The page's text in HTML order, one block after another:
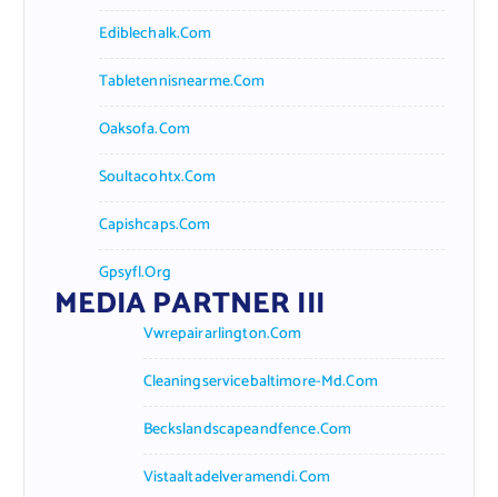
Ediblechalk.com
Tabletennisnearme.com
Oaksofa.com
Soultacohtx.com
Capishcaps.com
Gpsyfl.org
MEDIA PARTNER III
Vwrepairarlington.com
Cleaningservicebaltimore-Md.com
Beckslandscapeandfence.com
Vistaaltadelveramendi.com